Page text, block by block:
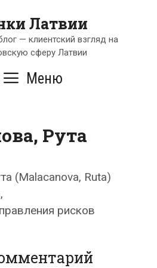
Латвии
— клиентский взгляд на
сферу Латвии
Меню
Рута
(Malacanova, Ruta)
рисков